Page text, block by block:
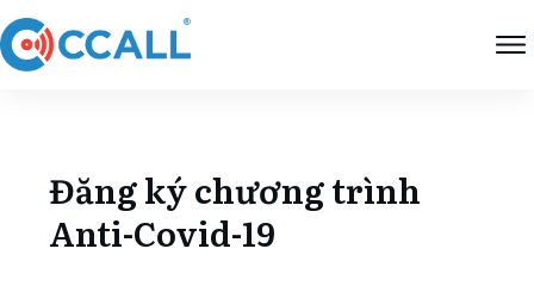
Đăng ký chương trình
Anti-Covid-19